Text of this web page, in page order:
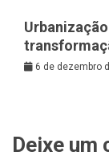
6 de dezembro
Deixe um